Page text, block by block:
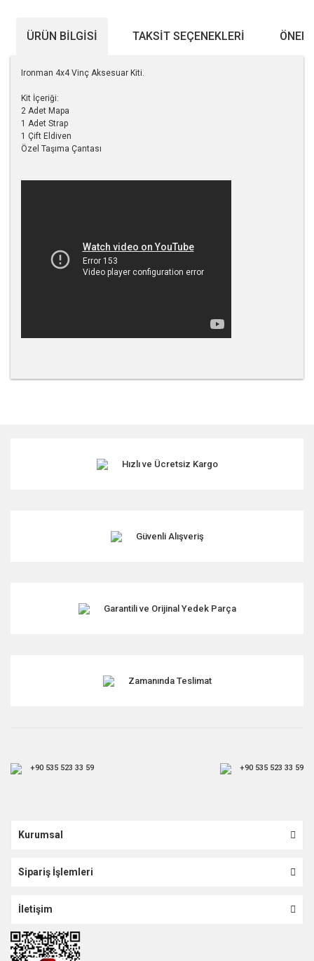
ÜRÜN BILGISI TAKSIT SEÇENEKLERI
Ironman 4x4 Vinç Aksesuar Kiti.
Kit İçeriği:
2 Adet Mapa
1 Adet Strap
1 Çift Eldiven
Özel Taşıma Çantası
Ürün resmi kalitesiz, bozuk veya görüntülenemiyor.
Ürün fiyatı diğer sitelerden daha pahalı.
Hızlı ve Ücretsiz Kargo
Güvenli Alışveriş
Garantili ve Orijinal Yedek Parça
Zamanında Teslimat
+90 535 523 33 59 +90 535 523 33 59
Kurumsal
Sipariş İşlemleri
İletişim